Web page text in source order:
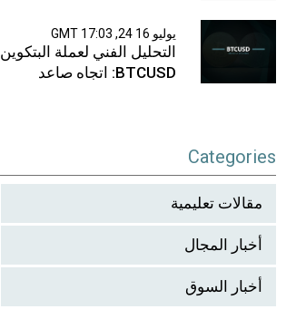
يوليو 16 24, 17:03 GMT
التحليل الفني لعملة البتكوين
BTCUSD: اتجاه صاعد
Categories
مقالات تعليمية
أخبار المجال
أخبار السوق